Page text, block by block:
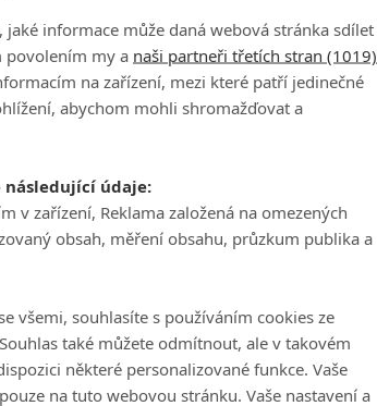
jaké informace může daná webová stránka sdílet
povolením my a naši partneři třetích stran (1019)
na zařízení, mezi které patří jedinečné
abychom mohli shromažďovat a
následující údaje:
v zařízení, Reklama založená na omezených
obsah, měření obsahu, průzkum publika a
všemi, souhlasíte s používáním cookies ze
také můžete odmítnout, ale v takovém
některé personalizované funkce. Vaše
na tuto webovou stránku. Vaše nastavení a
co pro to musí udělat.
dobrý týden, tak se tak snad stane,"
samozřejmě sní.
ve svých 28 letech má před sebou stále
stárnou.
zemi a zahrát si Ryder Cup... Od
v TOP 10, což je druhý největší počet
upínat."
tak má jisté. Určitě by si ale rád